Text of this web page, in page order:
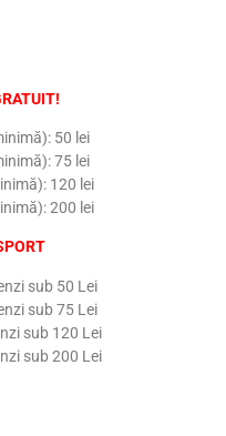
50 lei
75 lei
120 lei
200 lei
sub 50 Lei
sub 75 Lei
sub 120 Lei
sub 200 Lei